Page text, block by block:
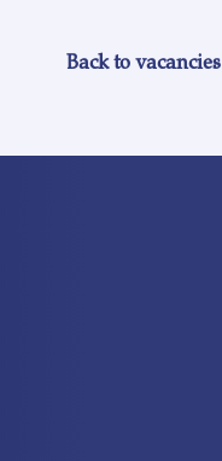
Back to vacancies